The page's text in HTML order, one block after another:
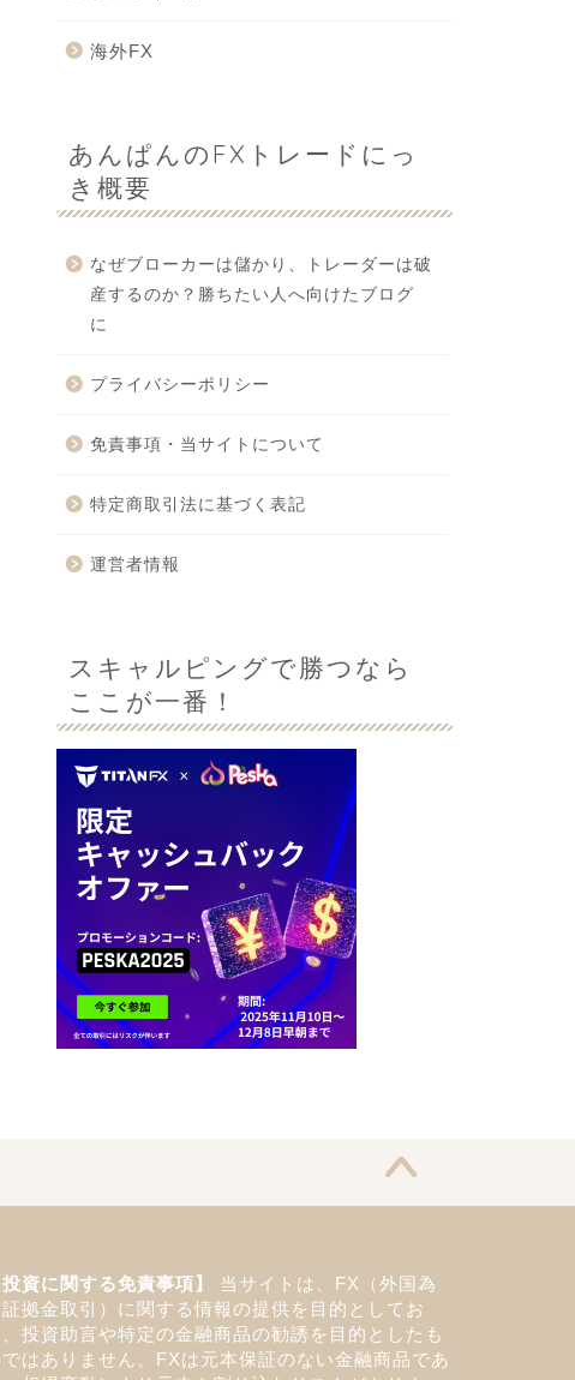
海外FX
あんぱんのFXトレードにっ
き概要
なぜブローカーは儲かり、トレーダーは破
産するのか？勝ちたい人へ向けたブログ
に
プライバシーポリシー
免責事項・当サイトについて
特定商取引法に基づく表記
運営者情報
スキャルピングで勝つなら
ここが一番！
投資に関する免責事項】
当サイトは、FX（外国為
証拠金取引）に関する情報の提供を目的としてお
、投資助言や特定の金融商品の勧誘を目的としたも
はありません。FXは元本保証のない金融商品であ